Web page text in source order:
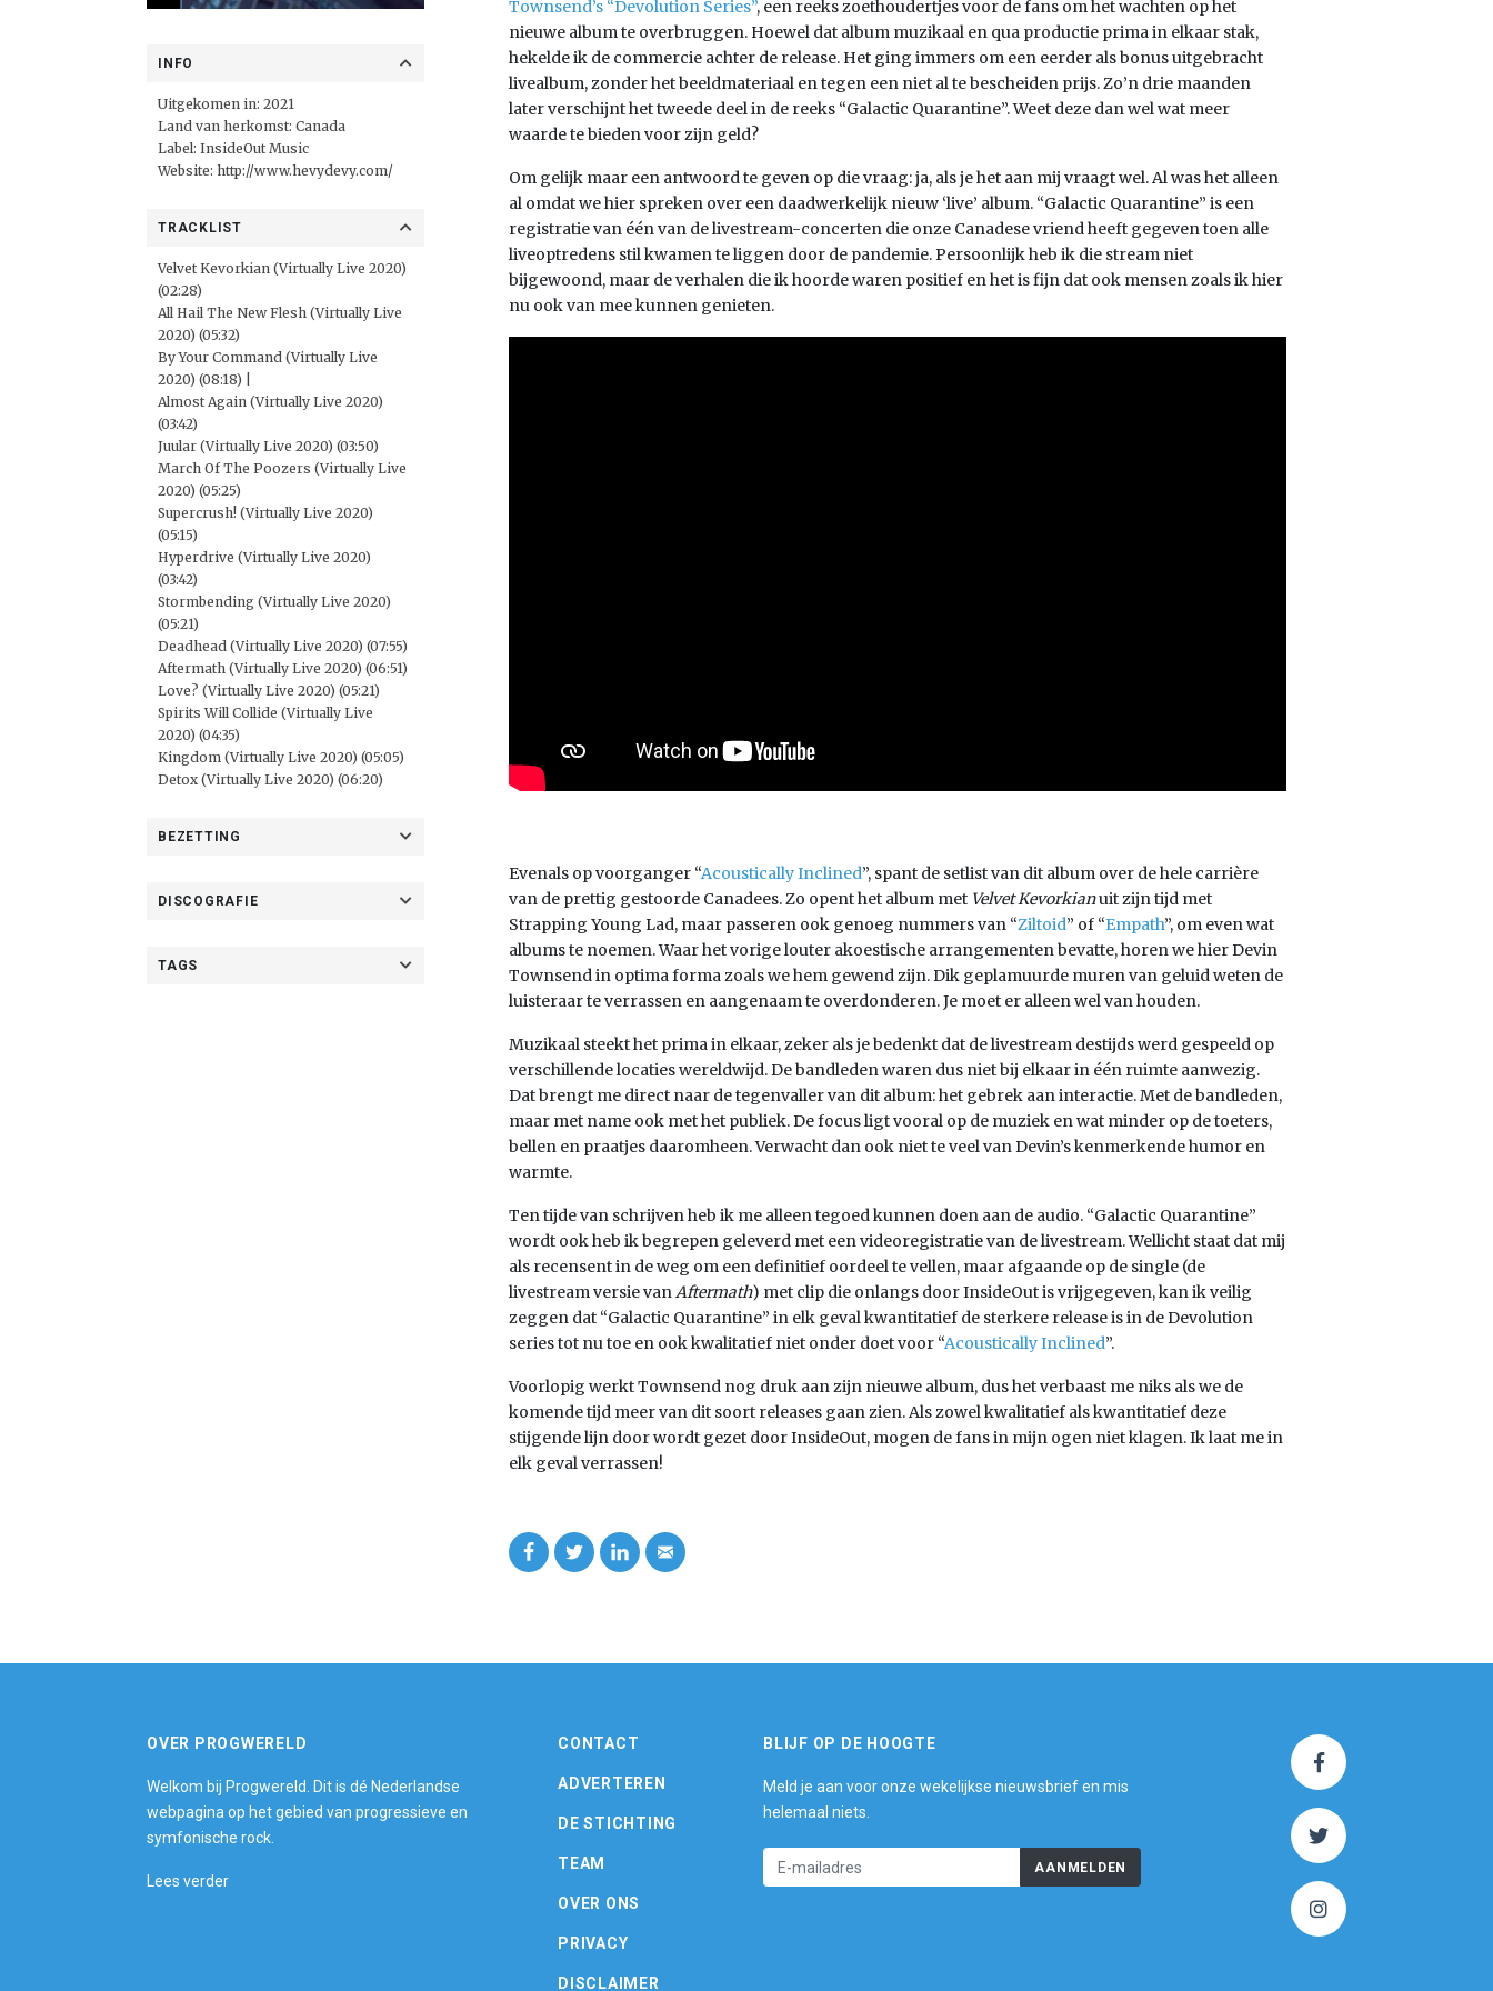
INFO
Uitgekomen in: 2021
Land van herkomst: Canada
Label: InsideOut Music
Website: http://www.hevydevy.com/
TRACKLIST
Velvet Kevorkian (Virtually Live 2020)
(02:28)
All Hail The New Flesh (Virtually Live
2020) (05:32)
By Your Command (Virtually Live
2020) (08:18) |
Almost Again (Virtually Live 2020)
(03:42)
Juular (Virtually Live 2020) (03:50)
March Of The Poozers (Virtually Live
2020) (05:25)
Supercrush! (Virtually Live 2020)
(05:15)
Hyperdrive (Virtually Live 2020)
(03:42)
Stormbending (Virtually Live 2020)
(05:21)
Deadhead (Virtually Live 2020) (07:55)
Aftermath (Virtually Live 2020) (06:51)
Love? (Virtually Live 2020) (05:21)
Spirits Will Collide (Virtually Live
2020) (04:35)
Kingdom (Virtually Live 2020) (05:05)
Detox (Virtually Live 2020) (06:20)
BEZETTING
DISCOGRAFIE
TAGS
Townsend’s “Devolution Series”, een reeks zoethoudertjes voor de fans om het wachten op het
nieuwe album te overbruggen. Hoewel dat album muzikaal en qua productie prima in elkaar stak,
hekelde ik de commercie achter de release. Het ging immers om een eerder als bonus uitgebracht
livealbum, zonder het beeldmateriaal en tegen een niet al te bescheiden prijs. Zo’n drie maanden
later verschijnt het tweede deel in de reeks “Galactic Quarantine”. Weet deze dan wel wat meer
waarde te bieden voor zijn geld?
Om gelijk maar een antwoord te geven op die vraag: ja, als je het aan mij vraagt wel. Al was het alleen
al omdat we hier spreken over een daadwerkelijk nieuw ‘live’ album. “Galactic Quarantine” is een
registratie van één van de livestream-concerten die onze Canadese vriend heeft gegeven toen alle
liveoptredens stil kwamen te liggen door de pandemie. Persoonlijk heb ik die stream niet
bijgewoond, maar de verhalen die ik hoorde waren positief en het is fijn dat ook mensen zoals ik hier
nu ook van mee kunnen genieten.
Evenals op voorganger “Acoustically Inclined”, spant de setlist van dit album over de hele carrière
van de prettig gestoorde Canadees. Zo opent het album met Velvet Kevorkianuit zijn tijd met
Strapping Young Lad, maar passeren ook genoeg nummers van “Ziltoid” of “Empath”, om even wat
albums te noemen. Waar het vorige louter akoestische arrangementen bevatte, horen we hier Devin
Townsend in optima forma zoals we hem gewend zijn. Dik geplamuurde muren van geluid weten de
luisteraar te verrassen en aangenaam te overdonderen. Je moet er alleen wel van houden.
Muzikaal steekt het prima in elkaar, zeker als je bedenkt dat de livestream destijds werd gespeeld op
verschillende locaties wereldwijd. De bandleden waren dus niet bij elkaar in één ruimte aanwezig.
Dat brengt me direct naar de tegenvaller van dit album: het gebrek aan interactie. Met de bandleden,
maar met name ook met het publiek. De focus ligt vooral op de muziek en wat minder op de toeters,
bellen en praatjes daaromheen. Verwacht dan ook niet te veel van Devin’s kenmerkende humor en
warmte.
Ten tijde van schrijven heb ik me alleen tegoed kunnen doen aan de audio. “Galactic Quarantine”
wordt ook heb ik begrepen geleverd met een videoregistratie van de livestream. Wellicht staat dat mij
als recensent in de weg om een definitief oordeel te vellen, maar afgaande op de single (de
livestream versie vanAftermath) met clip die onlangs door InsideOut is vrijgegeven, kan ik veilig
zeggen dat “Galactic Quarantine” in elk geval kwantitatief de sterkere release is in de Devolution
series tot nu toe en ook kwalitatief niet onder doet voor “Acoustically Inclined”.
Voorlopig werkt Townsend nog druk aan zijn nieuwe album, dus het verbaast me niks als we de
komende tijd meer van dit soort releases gaan zien. Als zowel kwalitatief als kwantitatief deze
stijgende lijn door wordt gezet door InsideOut, mogen de fans in mijn ogen niet klagen. Ik laat me in
elk geval verrassen!
OVER PROGWERELD
Welkom bij Progwereld. Dit is dé Nederlandse
webpagina op het gebied van progressieve en
symfonische rock.
Lees verder
CONTACT
ADVERTEREN
DE STICHTING
TEAM
OVER ONS
PRIVACY
DISCLAIMER
BLIJF OP DE HOOGTE
Meld je aan voor onze wekelijkse nieuwsbrief en mis
helemaal niets.
AANMELDEN